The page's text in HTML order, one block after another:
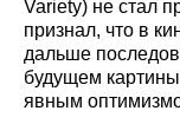
Variety) не стал
признал, что в
дальше
будущем
явным